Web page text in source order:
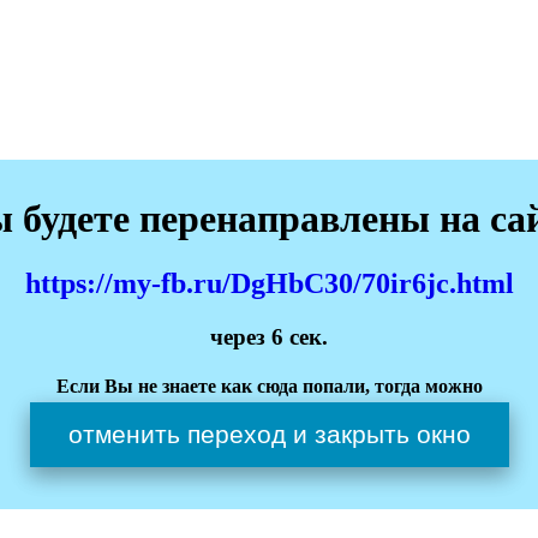
будете перенаправлены на
https://my-fb.ru/DgHbC30/70ir6jc.html
через 6 сек.
Если Вы не знаете как сюда попали, тогда можно
отменить переход и закрыть окно